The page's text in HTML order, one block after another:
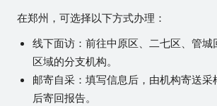
在郑州，可选择以下方式办理：
线下面访：前往中原区、二七区、管城
区域的分支机构。
邮寄自采：填写信息后，由机构寄送
后寄回报告。